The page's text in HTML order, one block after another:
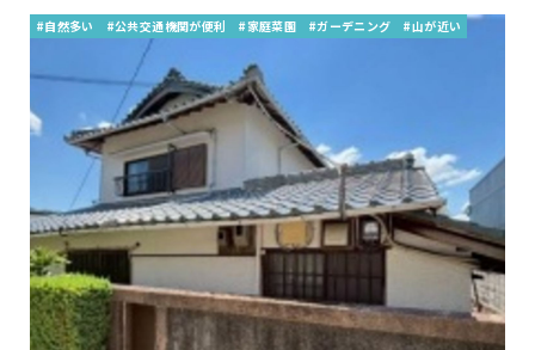
#自然多い #公共交通機関が便利 #家庭菜園 #ガーデニング #山が近い